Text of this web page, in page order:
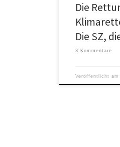
Die
Die SZ,
3 Kommentare
Veröffentlicht